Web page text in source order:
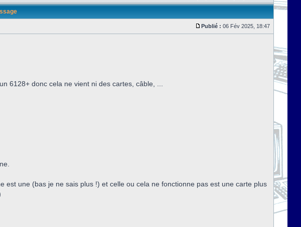
Publié : 06 Fév 2025, 18:47
6128+ donc cela ne vient ni des cartes, câble, ...
une (bas je ne sais plus !) et celle ou cela ne fonctionne pas est une carte plus